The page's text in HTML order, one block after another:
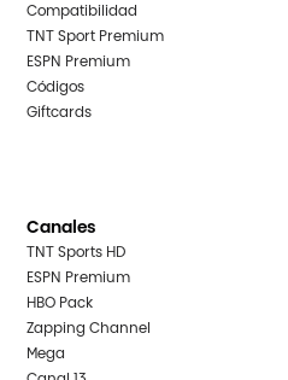
Compatibilidad
TNT Sport Premium
ESPN Premium
Códigos
Giftcards
Canales
TNT Sports HD
ESPN Premium
HBO Pack
Zapping Channel
Mega